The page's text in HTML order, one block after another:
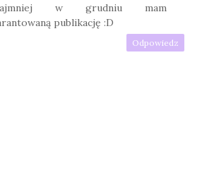
w grudniu mam
publikację :D
Odpowiedz